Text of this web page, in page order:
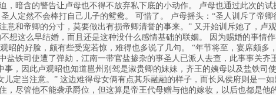
，暗含的警告让卢母也不得不放弃私下底的小动作。 卢母也通过此次的
人定然不会棒打自己儿子的鸳鸯。 可惜了。 卢母摇头：“圣人训斥了帝
意和帝卿的分寸，莫要做出有损帝卿清誉的事来。” 又开始训斥她了，卢
想这么早结婚，而且还是这种没什么感情基础的联姻。 因为赐婚的事情
昭的好脸，颇有些受宠若惊，难得也多说了几句。 “年节将至，宴席颇多
盐铁司使遭了弹劾，江南一带官盐掺杂的事圣人已派人去查，此事事关齐
事，因此卢观昭也知道邕州别驾是淑贵卿的妹妹，齐王的姨母以及盐铁司
定当注意。” 这边难得母女俩有点其乐融融的样子，而长风侯府则是一
，尽管他不能袭承爵位，但这算是帝王代母赠与他的嫁妆，以后也都是他